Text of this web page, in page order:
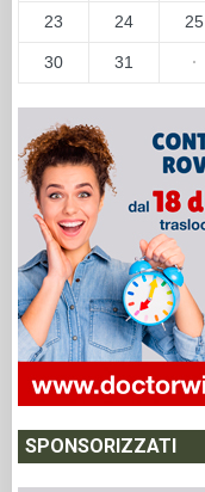
23 24 25
30 31 ·
SPONSORIZZATI